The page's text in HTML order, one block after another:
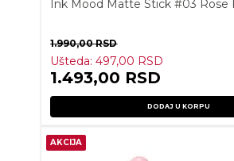
Ink Mood Matte Stick #03 Rose
1.990,00RSD
Ušteda:497,00 RSD
1.493,00 RSD
DODAJ U KORPU
AKCIJA